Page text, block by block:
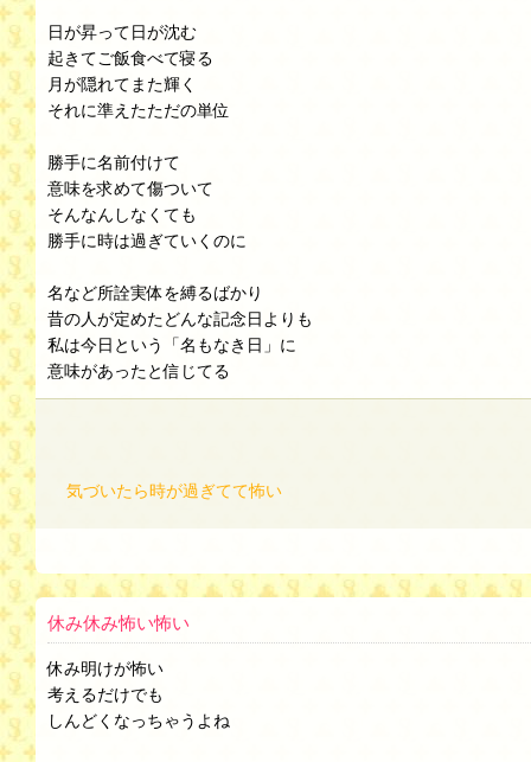
日が昇って日が沈む
起きてご飯食べて寝る
月が隠れてまた輝く
それに準えたただの単位
勝手に名前付けて
意味を求めて傷ついて
そんなんしなくても
勝手に時は過ぎていくのに
名など所詮実体を縛るばかり
昔の人が定めたどんな記念日よりも
私は今日という「名もなき日」に
意味があったと信じてる
気づいたら時が過ぎてて怖い
休み休み怖い怖い
休み明けが怖い
考えるだけでも
しんどくなっちゃうよね